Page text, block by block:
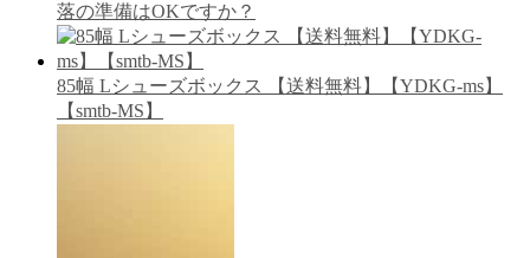
落の準備はOKですか？
85幅 Lシューズボックス 【送料無料】【YDKG-ms】
【smtb-MS】